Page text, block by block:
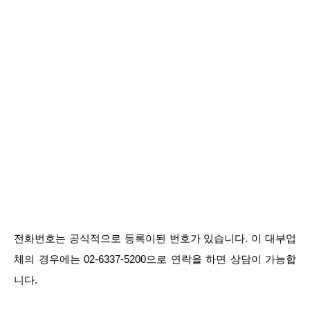
전화번호는 공식적으로 등록이된 번호가 있습니다. 이 대부업
체의 경우에는 02-6337-5200으로 연락을 하면 상담이 가능합
니다.